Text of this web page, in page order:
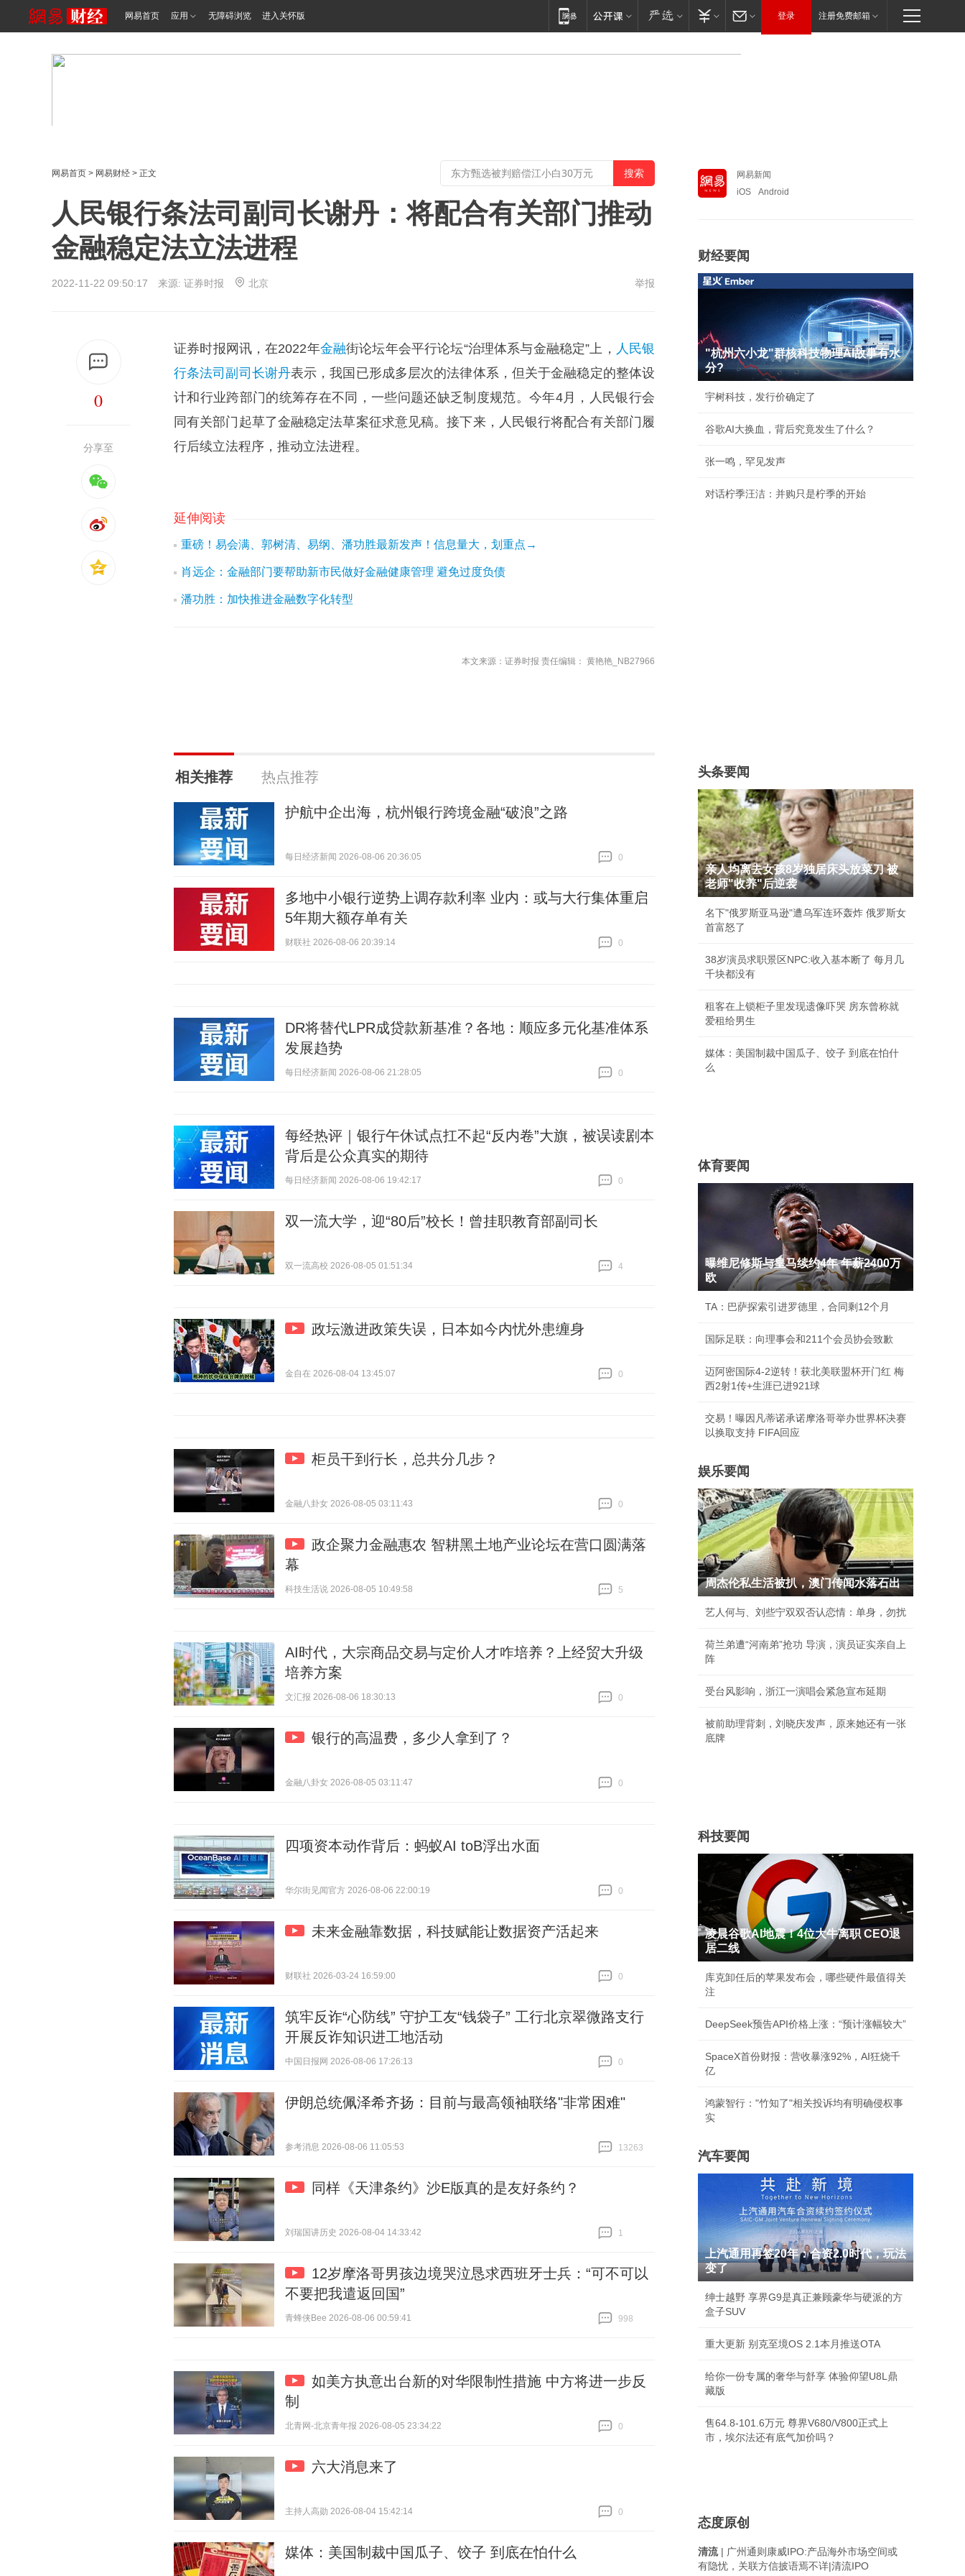
网易首页 应用 无障碍浏览 进入关怀版 登录 注册免费邮箱
网易首页 > 网易财经 > 正文
人民银行条法司副司长谢丹：将配合有关部门推动
金融稳定法立法进程
2022-11-22 09:50:17 来源: 证券时报 北京 举报
0
分享至
证券时报网讯，在2022年金融街论坛年会平行论坛“治理体系与金融稳定”上， 人民银
行条法司副司长谢丹表示，我国已形成多层次的法律体系，但关于金融稳定的整体设
计和行业跨部门的统筹存在不同，一些问题还缺乏制度规范。今年4月，人民银行会
同有关部门起草了金融稳定法草案征求意见稿。接下来，人民银行将配合有关部门履
行后续立法程序，推动立法进程。
延伸阅读
重磅！易会满、郭树清、易纲、潘功胜最新发声！信息量大，划重点→
肖远企：金融部门要帮助新市民做好金融健康管理 避免过度负债
潘功胜：加快推进金融数字化转型
本文来源：证券时报 责任编辑： 黄艳艳_NB27966
相关推荐 热点推荐
护航中企出海，杭州银行跨境金融“破浪”之路
每日经济新闻 2026-08-06 20:36:05
0
多地中小银行逆势上调存款利率 业内：或与大行集体重启
5年期大额存单有关
财联社 2026-08-06 20:39:14
0
DR将替代LPR成贷款新基准？各地：顺应多元化基准体系
发展趋势
每日经济新闻 2026-08-06 21:28:05
0
每经热评｜银行午休试点扛不起“反内卷”大旗，被误读剧本
背后是公众真实的期待
每日经济新闻 2026-08-06 19:42:17
0
双一流大学，迎“80后”校长！曾挂职教育部副司长
双一流高校 2026-08-05 01:51:34
4
政坛激进政策失误，日本如今内忧外患缠身
金自在 2026-08-04 13:45:07
0
柜员干到行长，总共分几步？
金融八卦女 2026-08-05 03:11:43
0
政企聚力金融惠农 智耕黑土地产业论坛在营口圆满落
幕
科技生活说 2026-08-05 10:49:58
5
AI时代，大宗商品交易与定价人才咋培养？上经贸大升级
培养方案
文汇报 2026-08-06 18:30:13
0
银行的高温费，多少人拿到了？
金融八卦女 2026-08-05 03:11:47
0
四项资本动作背后：蚂蚁AI toB浮出水面
华尔街见闻官方 2026-08-06 22:00:19
0
未来金融靠数据，科技赋能让数据资产活起来
财联社 2026-03-24 16:59:00
0
筑牢反诈“心防线” 守护工友“钱袋子” 工行北京翠微路支行
开展反诈知识进工地活动
中国日报网 2026-08-06 17:26:13
0
伊朗总统佩泽希齐扬：目前与最高领袖联络"非常困难"
参考消息 2026-08-06 11:05:53
13263
同样《天津条约》沙E版真的是友好条约？
刘瑞国讲历史 2026-08-04 14:33:42
1
12岁摩洛哥男孩边境哭泣恳求西班牙士兵：“可不可以
不要把我遣返回国”
青蜂侠Bee 2026-08-06 00:59:41
998
如美方执意出台新的对华限制性措施 中方将进一步反
制
北青网-北京青年报 2026-08-05 23:34:22
0
六大消息来了
主持人高勋 2026-08-04 15:42:14
0
媒体：美国制裁中国瓜子、饺子 到底在怕什么
网易新闻
iOS
Android
财经要闻
"杭州六小龙"群核科技物理AI故事有水
分?
宇树科技，发行价确定了
谷歌AI大换血，背后究竟发生了什么？
张一鸣，罕见发声
对话柠季汪洁：并购只是柠季的开始
头条要闻
亲人均离去女孩8岁独居床头放菜刀 被
老师"收养"后逆袭
名下"俄罗斯亚马逊"遭乌军连环轰炸 俄罗斯女
首富怒了
38岁演员求职景区NPC:收入基本断了 每月几
千块都没有
租客在上锁柜子里发现遗像吓哭 房东曾称就
爱租给男生
媒体：美国制裁中国瓜子、饺子 到底在怕什
么
体育要闻
曝维尼修斯与皇马续约4年 年薪2400万
欧
TA：巴萨探索引进罗德里，合同剩12个月
国际足联：向理事会和211个会员协会致歉
迈阿密国际4-2逆转！获北美联盟杯开门红 梅
西2射1传+生涯已进921球
交易！曝因凡蒂诺承诺摩洛哥举办世界杯决赛
以换取支持 FIFA回应
娱乐要闻
周杰伦私生活被扒，澳门传闻水落石出
艺人何与、刘些宁双双否认恋情：单身，勿扰
荷兰弟遭“河南弟”抢功 导演，演员证实亲自上
阵
受台风影响，浙江一演唱会紧急宣布延期
被前助理背刺，刘晓庆发声，原来她还有一张
底牌
科技要闻
凌晨谷歌AI地震！4位大牛离职 CEO退
居二线
库克卸任后的苹果发布会，哪些硬件最值得关
注
DeepSeek预告API价格上涨：“预计涨幅较大”
SpaceX首份财报：营收暴涨92%，AI狂烧千
亿
鸿蒙智行："竹知了"相关投诉均有明确侵权事
实
汽车要闻
上汽通用再签20年：合资2.0时代，玩法
变了
绅士越野 享界G9是真正兼顾豪华与硬派的方
盒子SUV
重大更新 别克至境OS 2.1本月推送OTA
给你一份专属的奢华与舒享 体验仰望U8L鼎
藏版
售64.8-101.6万元 尊界V680/V800正式上
市，埃尔法还有底气加价吗？
态度原创
清流| 广州通则康威IPO:产品海外市场空间或
有隐忧，关联方信披语焉不详|清流IPO